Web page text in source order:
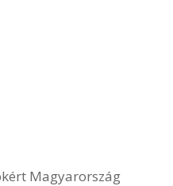
Magyarország